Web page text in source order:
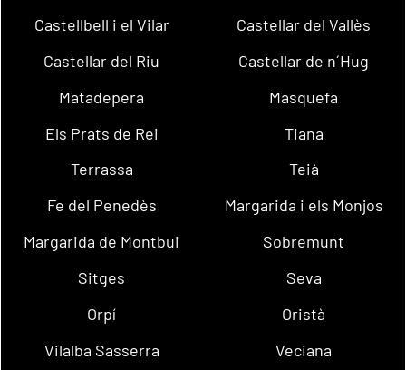
Castellbell i el Vilar
Castellar del Vallès
Castellar del Riu
Castellar de n´Hug
Matadepera
Masquefa
Els Prats de Rei
Tiana
Terrassa
Teià
Fe del Penedès
Margarida i els Monjos
Margarida de Montbui
Sobremunt
Sitges
Seva
Orpí
Oristà
Vilalba Sasserra
Veciana